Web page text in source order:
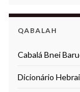
QABALAH
Cabalá Bnei
Dicionário